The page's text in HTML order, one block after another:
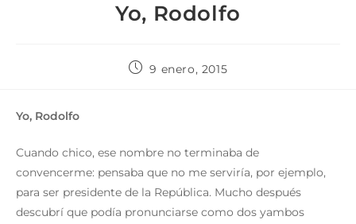
Yo, Rodolfo
9 enero, 2015
Yo, Rodolfo
Cuando chico, ese nombre no terminaba de
convencerme: pensaba que no me serviría, por ejemplo,
para ser presidente de la República. Mucho después
descubrí que podía pronunciarse como dos yambos